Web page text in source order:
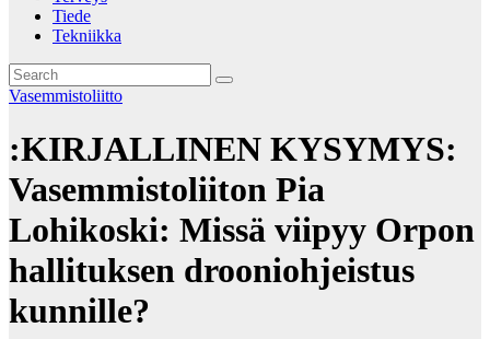
Tiede
Tekniikka
Vasemmistoliitto
:KIRJALLINEN KYSYMYS:
Vasemmistoliiton Pia
Lohikoski: Missä viipyy Orpon
hallituksen drooniohjeistus
kunnille?